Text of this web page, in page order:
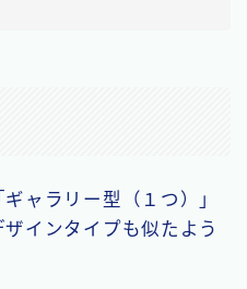
ャラリー型（１つ）」
インタイプも似たよう